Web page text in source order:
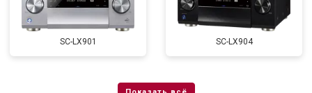
SC-LX901 SC-LX904